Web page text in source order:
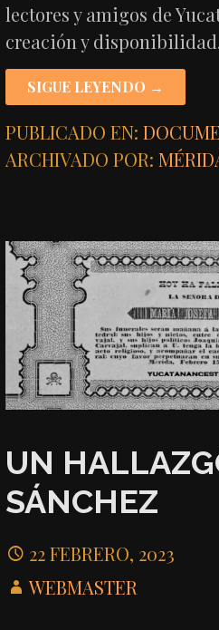
lectores y amigos de
creación y
SIGUE LEYENDO →
PUBLICADO EN:
ARCHIVADO POR:
UN
SÁNCHEZ
22 FEBRERO, 2023
WEBMASTER